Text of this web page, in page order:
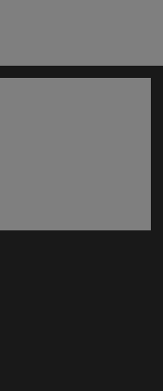
en nueva ventana)
nueva ventana)